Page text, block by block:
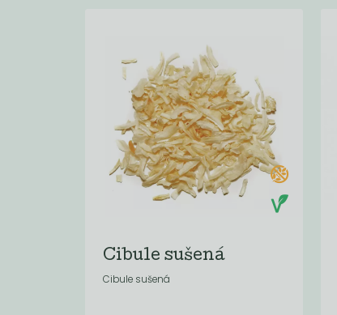
Cibule sušená
Cibule sušená